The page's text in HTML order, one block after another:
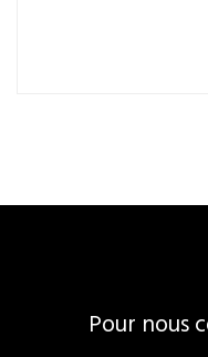
Pour nous